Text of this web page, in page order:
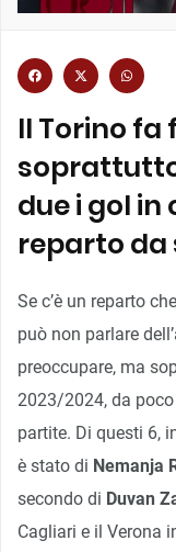
Il Torino fa
due i gol
reparto
Se c’è un reparto
può non parlare
preoccupare, ma
2023/2024, da
partite. Di questi 6,
è stato di Nemanja
secondo di Duvan
Cagliari e il Verona